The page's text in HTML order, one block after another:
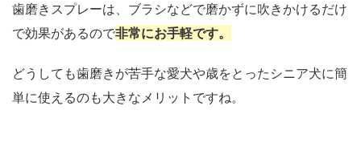
歯磨きスプレーは、ブラシなどで磨かずに吹きかけるだけ
で効果があるので非常にお手軽です。
どうしても歯磨きが苦手な愛犬や歳をとったシニア犬に簡
単に使えるのも大きなメリットですね。